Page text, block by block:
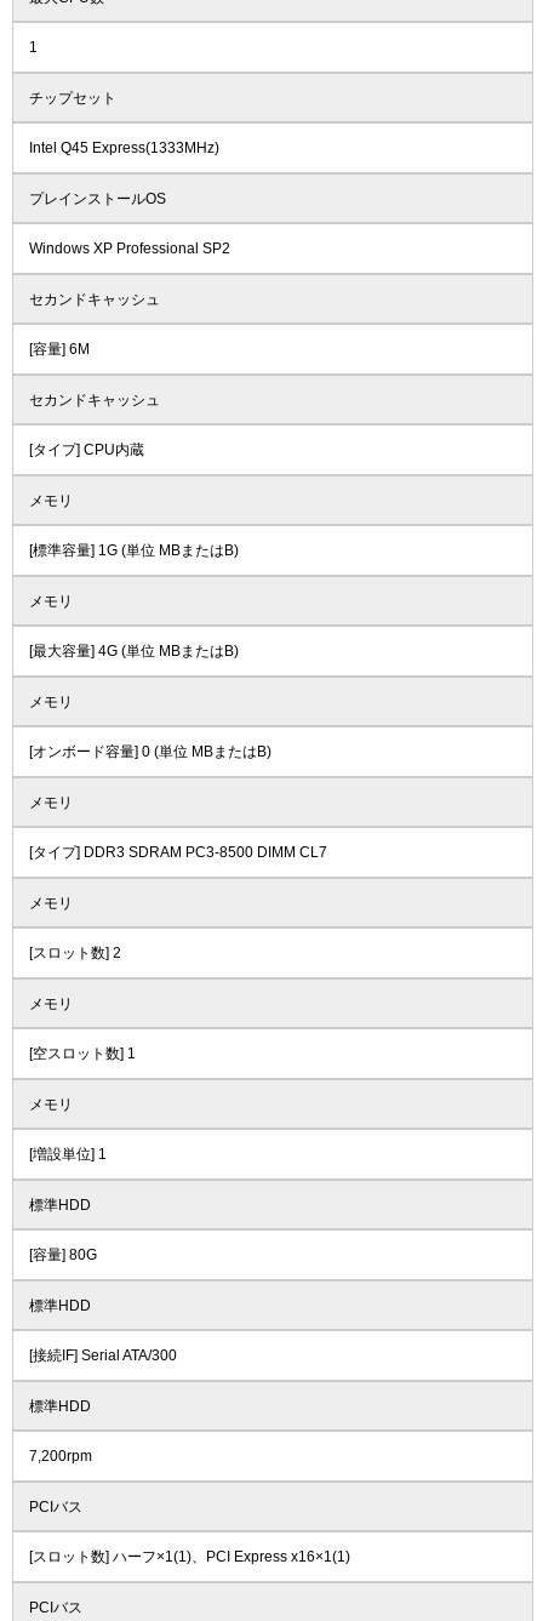
1
チップセット
Intel Q45 Express(1333MHz)
プレインストールOS
Windows XP Professional SP2
セカンドキャッシュ
[容量] 6M
セカンドキャッシュ
[タイプ] CPU内蔵
メモリ
[標準容量] 1G (単位 MBまたはB)
メモリ
[最大容量] 4G (単位 MBまたはB)
メモリ
[オンボード容量] 0 (単位 MBまたはB)
メモリ
[タイプ] DDR3 SDRAM PC3-8500 DIMM CL7
メモリ
[スロット数] 2
メモリ
[空スロット数] 1
メモリ
[増設単位] 1
標準HDD
[容量] 80G
標準HDD
[接続IF] Serial ATA/300
標準HDD
7,200rpm
PCIバス
[スロット数] ハーフ×1(1)、PCI Express x16×1(1)
PCIバス